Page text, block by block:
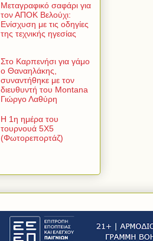
Μεταγραφικό σαφάρι για
τον ΑΠΟΚ Βελούχι:
Ενίσχυση με τις οδηγίες
της τεχνικής ηγεσίας
Στο Καρπενήσι για γάμο
ο Θαναηλάκης,
συναντήθηκε με τον
διευθυντή του Montana
Γιώργο Λαθύρη
Η 1η ημέρα του
τουρνουά 5Χ5
(Φωτορεπορτάζ)